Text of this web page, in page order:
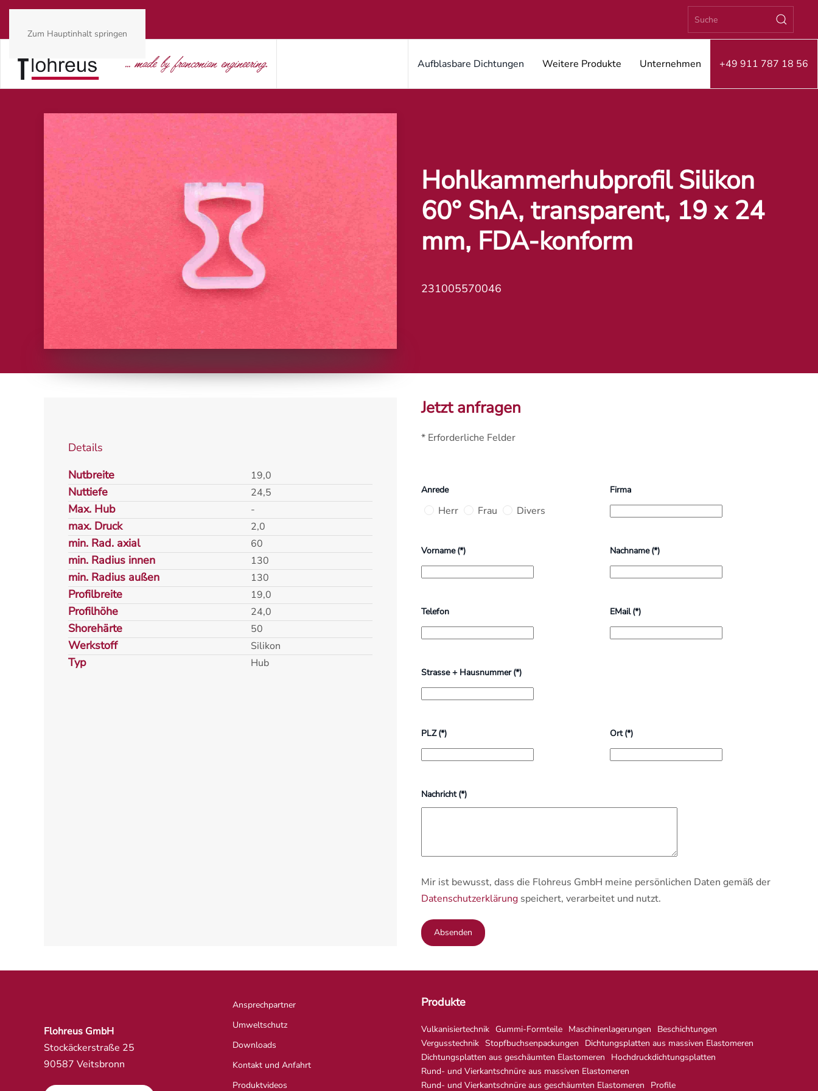
Zum Hauptinhalt springen
Aufblasbare Dichtungen Weitere Produkte Unternehmen +49 911 787 18 56
Hohlkammerhubprofil Silikon
60° ShA, transparent, 19 x 24
mm, FDA-konform
231005570046
Details
Nutbreite
19,0
Nuttiefe 24,5
Max. Hub -
max. Druck 2,0
min. Rad. axial 60
min. Radius innen 130
min. Radius außen 130
Profilbreite 19,0
Profilhöhe 24,0
Shorehärte 50
Werkstoff Silikon
Typ Hub
Jetzt anfragen
* Erforderliche Felder
Anrede
Herr Frau Divers
Firma
Vorname (*) Nachname (*)
Telefon EMail (*)
Strasse + Hausnummer (*)
PLZ (*) Ort (*)
Nachricht (*)
Mir ist bewusst, dass die Flohreus GmbH meine persönlichen Daten gemäß der
Datenschutzerklärung speichert, verarbeitet und nutzt.
Absenden
Flohreus GmbH
Stockäckerstraße 25
90587 Veitsbronn
Ansprechpartner
Umweltschutz
Downloads
Kontakt und Anfahrt
Produktvideos
Produkte
Vulkanisiertechnik Gummi-Formteile Maschinenlagerungen
Beschichtungen
Vergusstechnik Stopfbuchsenpackungen
Dichtungsplatten aus massiven Elastomeren
Dichtungsplatten aus geschäumten Elastomeren
Hochdruckdichtungsplatten
Rund- und Vierkantschnüre aus massiven Elastomeren
Rund- und Vierkantschnüre aus geschäumten Elastomeren
Profile